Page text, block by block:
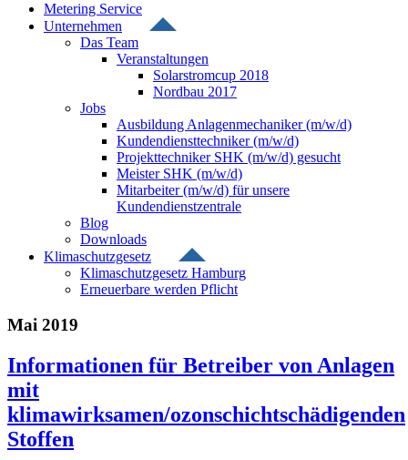
Metering Service
Unternehmen
Das Team
Veranstaltungen
Solarstromcup 2018
Nordbau 2017
Jobs
Ausbildung Anlagenmechaniker (m/w/d)
Kundendiensttechniker (m/w/d)
Projekttechniker SHK (m/w/d) gesucht
Meister SHK (m/w/d)
Mitarbeiter (m/w/d) für unsere
Kundendienstzentrale
Blog
Downloads
Klimaschutzgesetz
Klimaschutzgesetz Hamburg
Erneuerbare werden Pflicht
Mai 2019
Informationen für Betreiber von Anlagen
mit
klimawirksamen/ozonschichtschädigenden
Stoffen